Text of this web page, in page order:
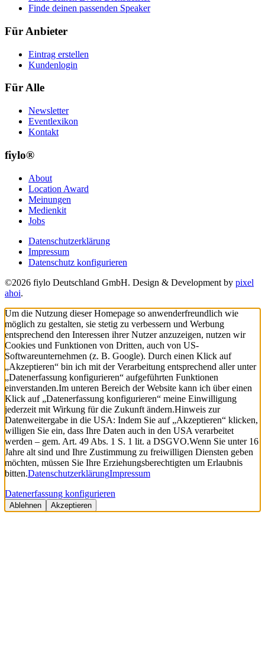
Finde deinen passenden Speaker
Für Anbieter
Eintrag erstellen
Kundenlogin
Für Alle
Newsletter
Eventlexikon
Kontakt
fiylo®
About
Location Award
Meinungen
Medienkit
Jobs
Datenschutzerklärung
Impressum
Datenschutz konfigurieren
©2026 fiylo Deutschland GmbH. Design & Development by pixel
ahoi.
Um die Nutzung dieser Homepage so anwenderfreundlich wie
möglich zu gestalten, sie stetig zu verbessern und Werbung
entsprechend den Interessen ihrer Nutzer anzuzeigen, nutzen wir
Cookies und Funktionen von Dritten, auch von US-
Softwareunternehmen (z. B. Google). Durch einen Klick auf
„Akzeptieren“ bin ich mit der Verarbeitung entsprechend aller unter
„Datenerfassung konfigurieren“ aufgeführten Funktionen
einverstanden.Im unteren Bereich der Website kann ich über einen
Klick auf „Datenerfassung konfigurieren“ meine Einwilligung
jederzeit mit Wirkung für die Zukunft ändern.Hinweis zur
Datenweitergabe in die USA: Indem Sie auf „Akzeptieren“ klicken,
willigen Sie ein, dass Ihre Daten auch in den USA verarbeitet
werden – gem. Art. 49 Abs. 1 S. 1 lit. a DSGVO.Wenn Sie unter 16
Jahre alt sind und Ihre Zustimmung zu freiwilligen Diensten geben
möchten, müssen Sie Ihre Erziehungsberechtigten um Erlaubnis
bitten.DatenschutzerklärungImpressum
Datenerfassung konfigurieren
Ablehnen Akzeptieren